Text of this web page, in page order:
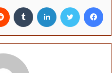
فيسبوك تويتر لينكدإن